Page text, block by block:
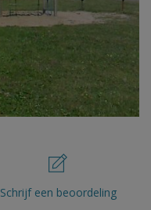
Schrijf een beoordeling